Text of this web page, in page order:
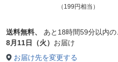
（199円相当）
送料無料、 あと 18時間59分以内の
8月11日（火） お届け
お届け先を変更する